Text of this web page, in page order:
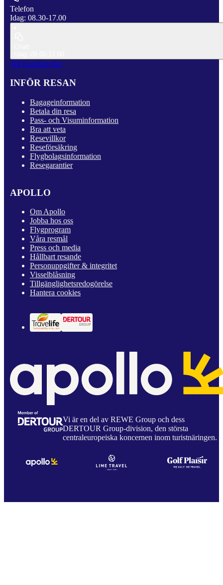
Telefon
Idag: 08.30-17.00
Till Kundservice
INFÖR RESAN
Bagageinformation
Betala din resa
Pass- och Visuminformation
Bra att veta
Resevillkor
Reseförsäkring
Flygbolagsinformation
Resegarantier
APOLLO
Om Apollo
Jobba hos oss
Flygprogram
Våra resmål
Press och media
Hållbart resande
Personuppgifter & integritet
Visselblåsning
Tillgänglighetsredogörelse
Hantera cookies
Vi är en del av REWE Group och dess
DERTOUR Group-division, den största
centraleuropeiska koncernen inom turistnäringen.